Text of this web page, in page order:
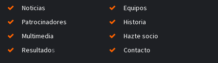
Noticias
Equipos
Patrocinadores
Historia
Multimedia
Hazte socio
Resultados Contacto